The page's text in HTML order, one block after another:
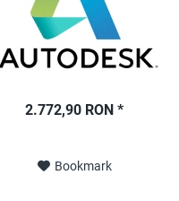
2.772,90 RON *
Bookmark